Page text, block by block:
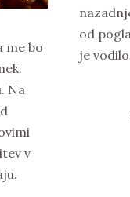
me bo
Na
v
od
je